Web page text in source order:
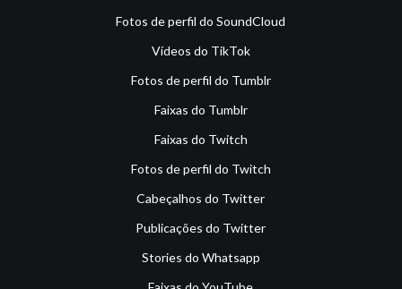
Fotos de perfil do SoundCloud
Vídeos do TikTok
Fotos de perfil do Tumblr
Faixas do Tumblr
Faixas do Twitch
Fotos de perfil do Twitch
Cabeçalhos do Twitter
Publicações do Twitter
Stories do Whatsapp